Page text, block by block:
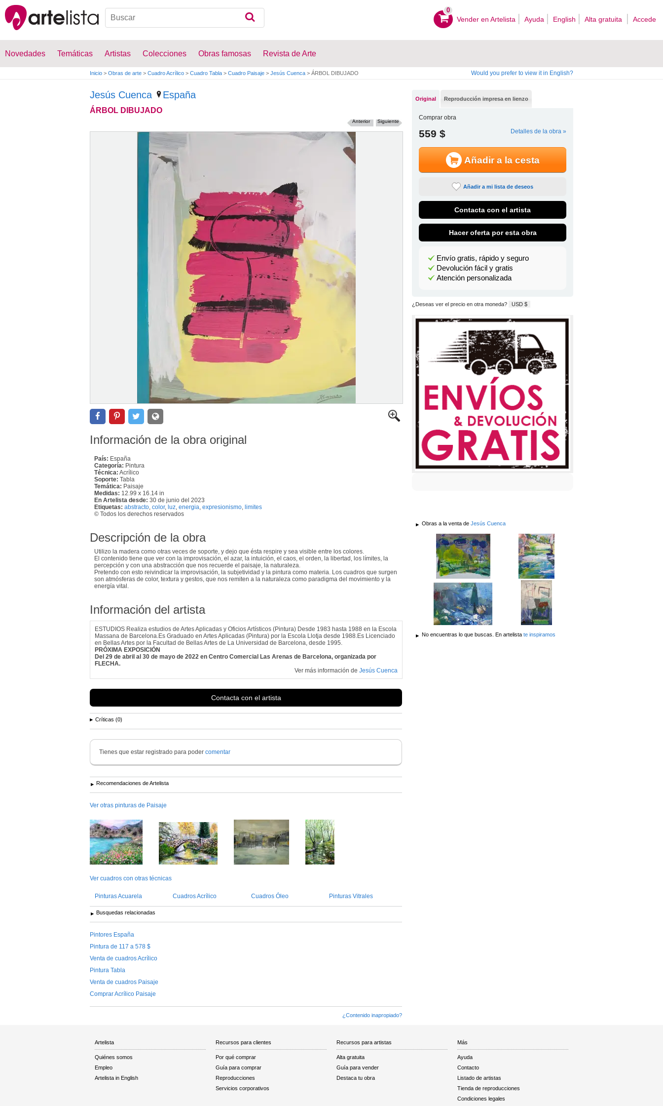
0
Vender en Artelista Ayuda English Alta gratuita Accede
Novedades Temáticas Artistas Colecciones Obras famosas Revista de Arte
Inicio > Obras de arte > Cuadro Acrílico > Cuadro Tabla > Cuadro Paisaje > Jesús Cuenca > ÁRBOL DIBUJADO Would you prefer to view it in English?
Jesús Cuenca España
ÁRBOL DIBUJADO
Siguiente
Anterior
Información de la obra original
País: España
Categoría: Pintura
Técnica: Acrílico
Soporte: Tabla
Temática: Paisaje
Medidas: 12.99 x 16.14 in
En Artelista desde: 30 de junio del 2023
Etiquetas: abstracto color, luz energia expresionismo limites
© Todos los derechos reservados
Descripción de la obra
Utilizo la madera como otras veces de soporte, y dejo que ésta respire y sea visible entre los colores.
El contenido tiene que ver con la improvisación, el azar, la intuición, el caos, el orden, la libertad, los límites, la
percepción y con una abstracción que nos recuerde el paisaje, la naturaleza.
Pretendo con esto reivindicar la improvisación, la subjetividad y la pintura como materia. Los cuadros que surgen
son atmósferas de color, textura y gestos, que nos remiten a la naturaleza como paradigma del movimiento y la
energía vital.
Información del artista
ESTUDIOS Realiza estudios de Artes Aplicadas y Oficios Artísticos (Pintura) Desde 1983 hasta 1988 en la Escola
Massana de Barcelona.Es Graduado en Artes Aplicadas (Pintura) por la Escola Llotja desde 1988.Es Licenciado
en Bellas Artes por la Facultad de Bellas Artes de La Universidad de Barcelona, desde 1995.
PRÓXIMA EXPOSICIÓN
Del 29 de abril al 30 de mayo de 2022 en Centro Comercial Las Arenas de Barcelona, organizada por
FLECHA.
Ver más información de Jesús Cuenca
Contacta con el artista
Críticas (0)
Tienes que estar registrado para poder comentar
Recomendaciones de Artelista
Ver otras pinturas de Paisaje
Ver cuadros con otras técnicas
Pinturas Acuarela Cuadros Acrílico Cuadros Óleo Pinturas Vitrales
Busquedas relacionadas
Pintores España
Pintura de 117 a 578 $
Venta de cuadros Acrílico
Pintura Tabla
Venta de cuadros Paisaje
Comprar Acrílico Paisaje
¿Contenido inapropiado?
Original Reproducción impresa en lienzo
Comprar obra
559 $ Detalles de la obra »
Añadir a la cesta
Añadir a mi lista de deseos
Contacta con el artista
Hacer oferta por esta obra
Envío gratis, rápido y seguro
Devolución fácil y gratis
Atención personalizada
¿Deseas ver el precio en otra moneda? USD $
Obras a la venta de Jesús Cuenca
No encuentras lo que buscas. En artelista te inspiramos
Artelista
Quiénes somos
Empleo
Artelista in English
Recursos para clientes
Por qué comprar
Guía para comprar
Reproducciones
Servicios corporativos
Recursos para artistas
Alta gratuita
Guía para vender
Destaca tu obra
Más
Ayuda
Contacto
Listado de artistas
Tienda de reproducciones
Condiciones legales